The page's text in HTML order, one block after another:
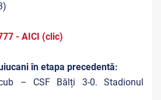
- AICI (clic)
în etapa precedentă:
– CSF Bălți 3-0. Stadionul